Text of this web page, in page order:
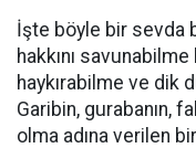
İşte böyle bir sevda
hakkını savunabilme
haykırabilme ve dik
Garibin, gurabanın,
olma adına verilen